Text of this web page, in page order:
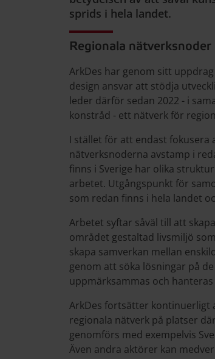
sprids i hela landet.
Regionala nätverksnoder
ArkDes har genom sitt
design ansvar att stödja
leder därför sedan 2022 - i
konstråd - ett nätverk för
I stället för att endast
nätverksnoderna avstamp i
finns i Sverige har olika
arbetet. Utgångspunkt för
som redan finns i hela landet
Arbetet syftar såväl till att
området gestaltad livsmiljö
skapa samverkan mellan
genom att söka lösningar på
uppmärksammas och
ArkDes fortsätter kontinuerligt
regionala nätverk på platser
genomförs med exempelvis
Även andra aktörer kan